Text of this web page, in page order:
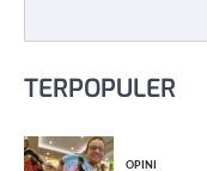
TERPOPULER